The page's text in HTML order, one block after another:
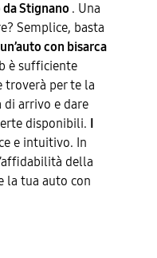
Stignano . Una
Semplice, basta
con bisarca
è sufficiente
troverà per te la
di arrivo e dare
disponibili.
e intuitivo. In
della
la tua auto con